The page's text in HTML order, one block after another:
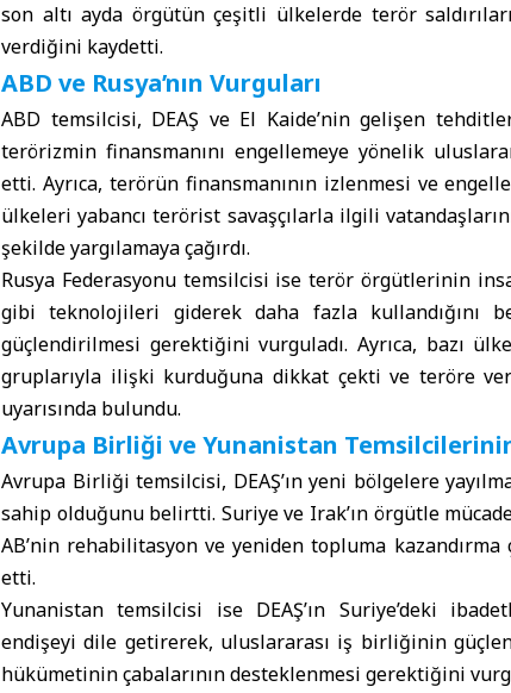
son altı ayda örgütün çeşitli ülkelerde terör
verdiğini kaydetti.
ABD ve Rusya’nın Vurguları
ABD temsilcisi, DEAŞ ve El Kaide’nin gelişen
terörizmin finansmanını engellemeye yönelik
etti. Ayrıca, terörün finansmanının izlenmesi ve
ülkeleri yabancı terörist savaşçılarla ilgili
şekilde yargılamaya çağırdı.
Rusya Federasyonu temsilcisi ise terör örgütlerinin
gibi teknolojileri giderek daha fazla kullandığını
güçlendirilmesi gerektiğini vurguladı. Ayrıca, bazı
gruplarıyla ilişki kurduğuna dikkat çekti ve teröre
uyarısında bulundu.
Avrupa Birliği ve Yunanistan
Avrupa Birliği temsilcisi, DEAŞ’ın yeni bölgelere
sahip olduğunu belirtti. Suriye ve Irak’ın örgütle
AB’nin rehabilitasyon ve yeniden topluma
etti.
Yunanistan temsilcisi ise DEAŞ’ın Suriye’deki
endişeyi dile getirerek, uluslararası iş birliğinin
hükümetinin çabalarının desteklenmesi gerektiğini